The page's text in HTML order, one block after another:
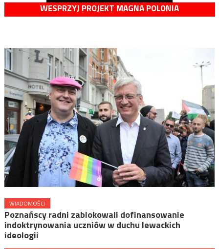
WESPRZYJ PROJEKT MAGNA POLONIA
WIADOMOŚCI
Poznańscy radni zablokowali dofinansowanie
indoktrynowania uczniów w duchu lewackich
ideologii